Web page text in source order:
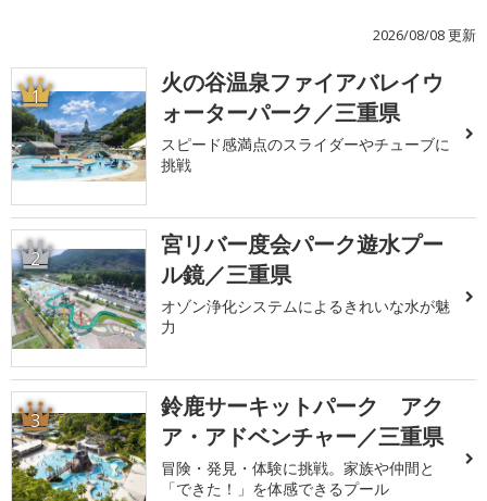
2026/08/08 更新
1
火の谷温泉ファイアバレイウ
ォーターパーク／三重県
スピード感満点のスライダーやチューブに
挑戦
2
宮リバー度会パーク遊水プー
ル鏡／三重県
オゾン浄化システムによるきれいな水が魅
力
3
鈴鹿サーキットパーク アク
ア・アドベンチャー／三重県
冒険・発見・体験に挑戦。家族や仲間と
「できた！」を体感できるプール